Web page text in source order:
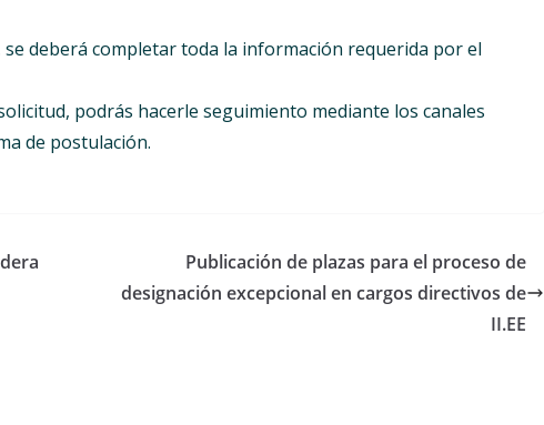
se deberá completar toda la información requerida por el
podrás hacerle seguimiento mediante los canales
de postulación.
Publicación de plazas para el proceso de
designación excepcional en cargos directivos de
II.EE